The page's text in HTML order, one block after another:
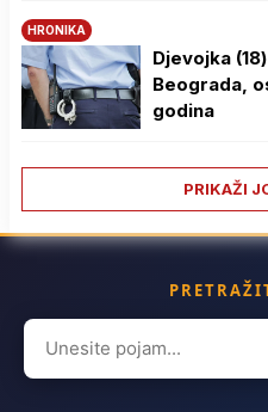
HRONIKA
Djevojka
Beograda,
godina
PRIKAŽI
Search
for: